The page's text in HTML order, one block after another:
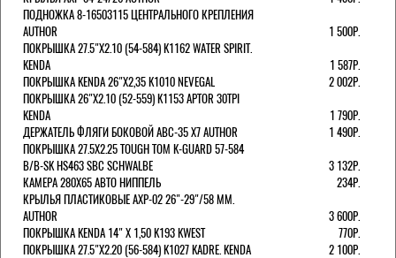
ПОДНОЖКА 8-16503115 ЦЕНТРАЛЬНОГО КРЕПЛЕНИЯ
AUTHOR
1 500Р.
ПОКРЫШКА 27.5"Х2.10 (54-584) K1162 WATER SPIRIT.
KENDA
1 587Р.
ПОКРЫШКА KENDA 26"Х2,35 K1010 NEVEGAL
2 002Р.
ПОКРЫШКА 26"Х2.10 (52-559) K1153 APTOR 30TPI
KENDA
1 790Р.
ДЕРЖАТЕЛЬ ФЛЯГИ БОКОВОЙ ABC-35 X7 AUTHOR
1 490Р.
ПОКРЫШКА 27.5X2.25 TOUGH TOM K-GUARD 57-584
B/B-SK HS463 SBC SCHWALBE
3 132Р.
КАМЕРА 280Х65 АВТО НИППЕЛЬ
234Р.
КРЫЛЬЯ ПЛАСТИКОВЫЕ AXP-02 26"-29"/58 ММ.
AUTHOR
3 600Р.
ПОКРЫШКА KENDA 14" Х 1,50 K193 KWEST
770Р.
ПОКРЫШКА 27.5"Х2.20 (56-584) K1027 KADRE. KENDA
2 100Р.